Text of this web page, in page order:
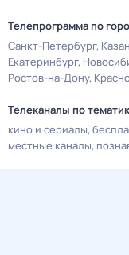
Телепрограмма по
Санкт-Петербург
Екатеринбург
Ростов-на-Дону
Телеканалы по
кино и сериалы
местные каналы